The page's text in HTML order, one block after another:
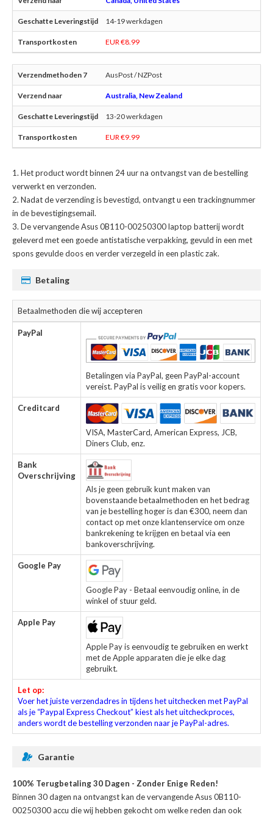
14-19 werkdagen
EUR €8.99
AusPost / NZPost
Australia, New Zealand
13-20 werkdagen
EUR €9.99
Het product wordt binnen 24 uur na ontvangst van de bestelling
verwerkt en verzonden.
Nadat de verzending is bevestigd, ontvangt u een trackingnummer
in de bevestigingsemail.
Devervangende Asus 0B110-00250300 laptop batterijwordt
geleverd met een goede antistatische verpakking, gevuld in een met
spons gevulde doos en verder verzegeld in een plastic zak.
Betaling
Betaalmethoden die wij accepteren
PayPal
Betalingen via PayPal, geen PayPal-account
vereist. PayPal is veilig en gratis voor kopers.
Creditcard
VISA, MasterCard, American Express, JCB,
Diners Club, enz.
Bank
Overschrijving
Als je geen gebruik kunt maken van
bovenstaande betaalmethoden en het bedrag
van je bestelling hoger is dan €300, neem dan
contact op met onze klantenservice om onze
bankrekening te krijgen en betaal via een
bankoverschrijving.
Google Pay
Google Pay - Betaal eenvoudig online, in de
winkel of stuur geld.
Apple Pay
Apple Pay is eenvoudig te gebruiken en werkt
met de Apple apparaten die je elke dag
gebruikt.
Let op:
Voer het juiste verzendadres in tijdens het uitchecken met PayPal
als je “Paypal Express Checkout” kiest als het uitcheckproces,
anders wordt de bestelling verzonden naar je PayPal-adres.
Garantie
100% Terugbetaling 30 Dagen - Zonder Enige Reden!
Binnen 30 dagen na ontvangst kan devervangende Asus 0B110-
00250300 accu die wij hebben gekocht om welke reden dan ook